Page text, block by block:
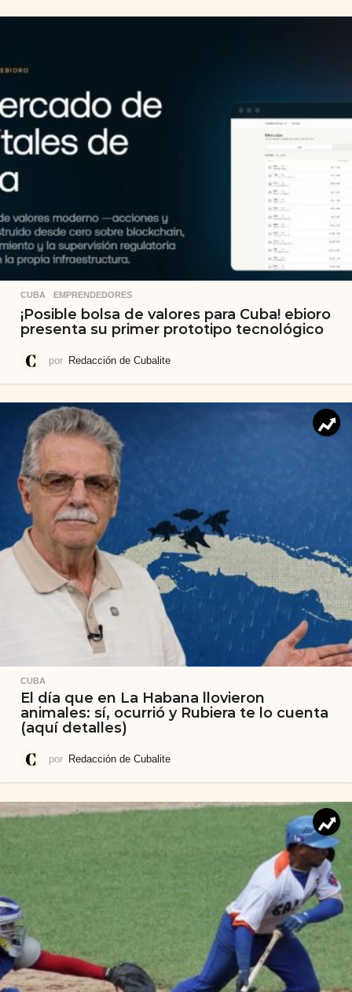
CUBA ,EMPRENDEDORES
¡Posible bolsa de valores para Cuba! ebioro
presenta su primer prototipo tecnológico
por Redacción de Cubalite
CUBA
El día que en La Habana llovieron
animales: sí, ocurrió y Rubiera te lo cuenta
(aquí detalles)
por Redacción de Cubalite